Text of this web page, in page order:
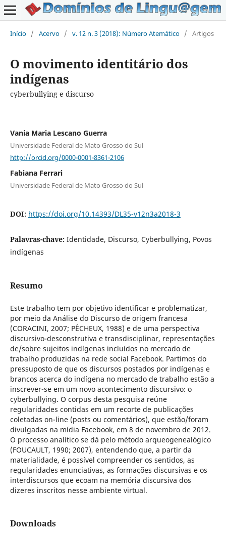
Início / Acervo / v. 12 n. 3 (2018): Número Atemático / Artigos
O movimento identitário dos
indígenas
cyberbullying e discurso
Vania Maria Lescano Guerra
Universidade Federal de Mato Grosso do Sul
http://orcid.org/0000-0001-8361-2106
Fabiana Ferrari
Universidade Federal de Mato Grosso do Sul
DOI: https://doi.org/10.14393/DL35-v12n3a2018-3
Palavras-chave: Identidade, Discurso, Cyberbullying, Povos
indígenas
Resumo
Este trabalho tem por objetivo identificar e problematizar,
por meio da Análise do Discurso de origem francesa
(CORACINI, 2007; PÊCHEUX, 1988) e de uma perspectiva
discursivo-desconstrutiva e transdisciplinar, representações
de/sobre sujeitos indígenas incluídos no mercado de
trabalho produzidas na rede social Facebook. Partimos do
pressuposto de que os discursos postados por indígenas e
brancos acerca do indígena no mercado de trabalho estão a
inscrever-se em um novo acontecimento discursivo: o
cyberbullying. O corpus desta pesquisa reúne
regularidades contidas em um recorte de publicações
coletadas on-line (posts ou comentários), que estão/foram
divulgadas na mídia Facebook, em 8 de novembro de 2012.
O processo analítico se dá pelo método arqueogenealógico
(FOUCAULT, 1990; 2007), entendendo que, a partir da
materialidade, é possível compreender os sentidos, as
regularidades enunciativas, as formações discursivas e os
interdiscursos que ecoam na memória discursiva dos
dizeres inscritos nesse ambiente virtual.
Downloads